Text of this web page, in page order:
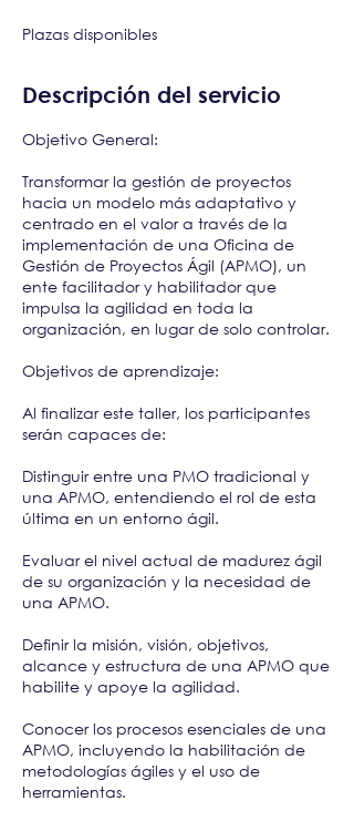
z
o
Plazas disponibles
Descripción del servicio
Objetivo General:
Transformar la gestión de proyectos
hacia un modelo más adaptativo y
centrado en el valor a través de la
implementación de una Oficina de
Gestión de Proyectos Ágil (APMO), un
ente facilitador y habilitador que
impulsa la agilidad en toda la
organización, en lugar de solo controlar.
Objetivos de aprendizaje:
Al finalizar este taller, los participantes
serán capaces de:
Distinguir entre una PMO tradicional y
una APMO, entendiendo el rol de esta
última en un entorno ágil.
Evaluar el nivel actual de madurez ágil
de su organización y la necesidad de
una APMO.
Definir la misión, visión, objetivos,
alcance y estructura de una APMO que
habilite y apoye la agilidad.
Conocer los procesos esenciales de una
APMO, incluyendo la habilitación de
metodologías ágiles y el uso de
herramientas.